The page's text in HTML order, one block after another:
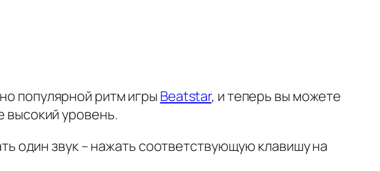
популярной ритм игры Beatstar, и теперь вы можете
высокий уровень.
один звук – нажать соответствующую клавишу на